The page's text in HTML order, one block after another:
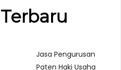
Terbaru
Jasa Pengurusan
Paten Haki Usaha